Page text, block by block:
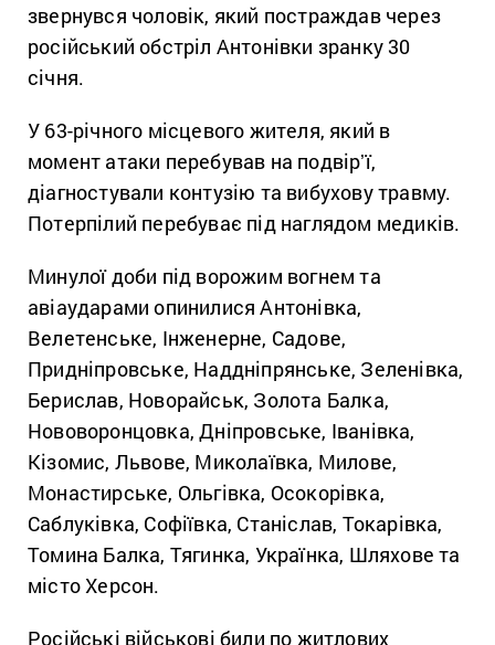
звернувся чоловік, який постраждав через
російський обстріл Антонівки зранку 30
січня.
У 63-річного місцевого жителя, який в
момент атаки перебував на подвірʼї,
діагностували контузію та вибухову травму.
Потерпілий перебуває під наглядом медиків.
Минулої доби під ворожим вогнем та
авіаударами опинилися Антонівка,
Велетенське, Інженерне, Садове,
Придніпровське, Наддніпрянське, Зеленівка,
Берислав, Новорайськ, Золота Балка,
Нововоронцовка, Дніпровське, Іванівка,
Кізомис, Львове, Миколаївка, Милове,
Монастирське, Ольгівка, Осокорівка,
Саблуківка, Софіївка, Станіслав, Токарівка,
Томина Балка, Тягинка, Українка, Шляхове та
місто Херсон.
Російські військові били по житлових